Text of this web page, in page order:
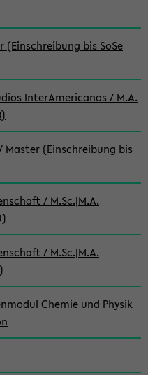
bis SoSe
InterAmericanos / M.A.
(Einschreibung bis
/ M.Sc.|M.A.
/ M.Sc.|M.A.
Chemie und Physik